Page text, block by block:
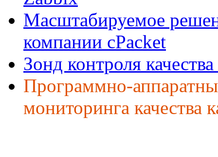
Масштабируемое
компании cPacket
Зонд контроля
Программно-
мониторинга качества